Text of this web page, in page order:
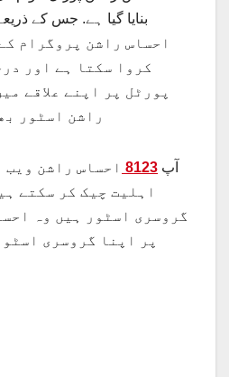
احساس راشن پروگرام
کروا سکتا ہے اور
پورٹل پر اپنے علاقے
راشن اسٹور
آپ 8123 احساس راشن ویب
اہلیت چیک کر سکتے
گروسری اسٹور ہیں وہ
پر اپنا گروسری